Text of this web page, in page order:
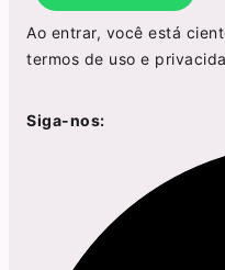
Ao entrar, você está
termos de uso e
Siga-nos: